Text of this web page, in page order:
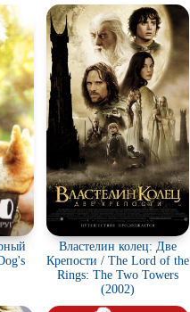
Властелин колец: Две
Крепости / The Lord of the
Rings: The Two Towers
(2002)